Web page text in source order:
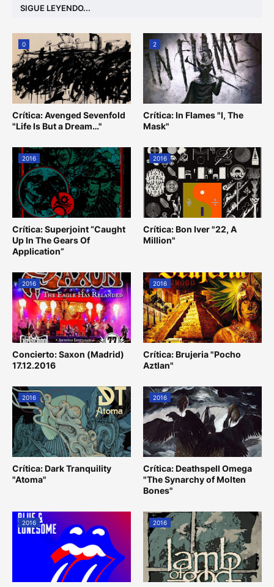
SIGUE LEYENDO...
0
Crítica: Avenged Sevenfold
"Life Is But a Dream…"
2
Crítica: In Flames "I, The
Mask"
2016
Crítica: Superjoint “Caught
Up In The Gears Of
Application”
2016
Crítica: Bon Iver "22, A
Million"
2016
Concierto: Saxon (Madrid)
17.12.2016
2016
Crítica: Brujeria "Pocho
Aztlan"
2016
Crítica: Dark Tranquility
"Atoma"
2016
Crítica: Deathspell Omega
"The Synarchy of Molten
Bones"
2016 2016